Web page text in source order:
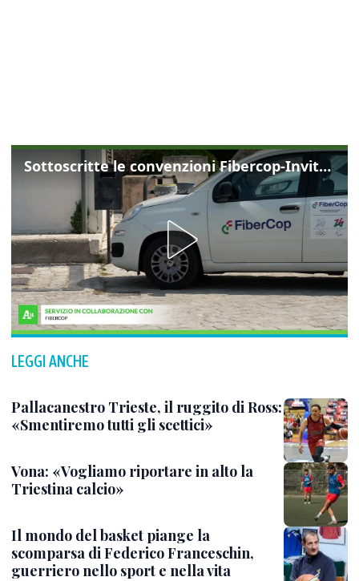
Sottoscritte le convenzioni Fibercop-Invitalia, fibra ottica per 477 mila civici
LEGGI ANCHE
Pallacanestro Trieste, il ruggito di Ross:
«Smentiremo tutti gli scettici»
Vona: «Vogliamo riportare in alto la
Triestina calcio»
Il mondo del basket piange la
scomparsa di Federico Franceschin,
guerriero nello sport e nella vita